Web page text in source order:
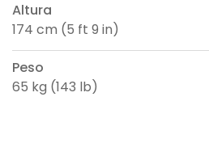
Altura
174 cm (5 ft 9 in)
Peso
65 kg (143 lb)